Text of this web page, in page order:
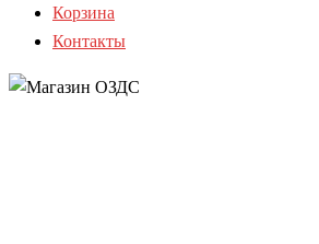
Корзина
Контакты